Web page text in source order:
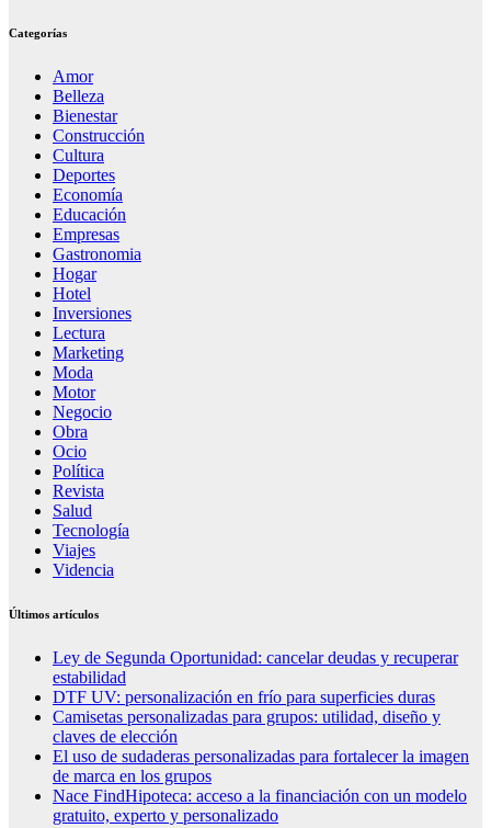
Categorías
Amor
Belleza
Bienestar
Construcción
Cultura
Deportes
Economía
Educación
Empresas
Gastronomia
Hogar
Hotel
Inversiones
Lectura
Marketing
Moda
Motor
Negocio
Obra
Ocio
Política
Revista
Salud
Tecnología
Viajes
Videncia
Últimos artículos
Ley de Segunda Oportunidad: cancelar deudas y recuperar
estabilidad
DTF UV: personalización en frío para superficies duras
Camisetas personalizadas para grupos: utilidad, diseño y
claves de elección
El uso de sudaderas personalizadas para fortalecer la imagen
de marca en los grupos
Nace FindHipoteca: acceso a la financiación con un modelo
gratuito, experto y personalizado